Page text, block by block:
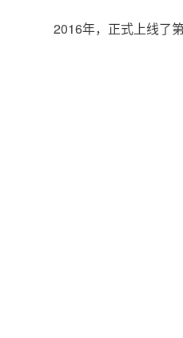
2016年，正式上线了